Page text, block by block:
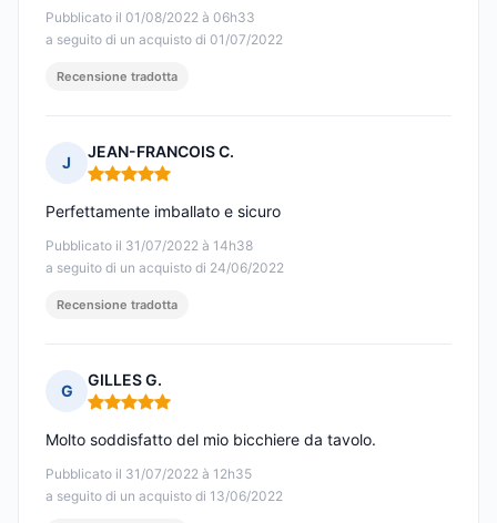
Pubblicato il 01/08/2022 à 06h33
a seguito di un acquisto di 01/07/2022
Recensione tradotta
J
JEAN-FRANCOIS C.
Nota: 5 su 5
Pubblicato il 31/07/2022 à 14h38
a seguito di un acquisto di 24/06/2022
Perfettamente imballato e sicuro
Recensione tradotta
G
GILLES G.
Nota: 5 su 5
Pubblicato il 31/07/2022 à 12h35
a seguito di un acquisto di 13/06/2022
Molto soddisfatto del mio bicchiere da tavolo.